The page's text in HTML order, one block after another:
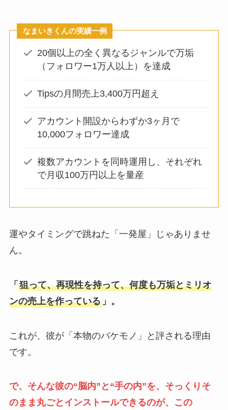
なまいきくんの実績一例
20個以上の全く異なるジャンルで万垢
（フォロワー1万人以上）を達成
Tipsの月間売上3,400万円超え
アカウント開設からわずか3ヶ月で
10,000フォロワー達成
複数アカウントを同時運用し、それぞれ
で月収100万円以上を量産
運やタイミングで跳ねた「一発屋」じゃありませ
ん。
「 狙って、再現性を持って、何度も万垢とミリオ
ンの売上を作っている」。
これが、彼が「本物のバケモノ」と評される理由
です。
で、そんな彼の“脳内”と“手の内”を、そっくりそ
のまま丸ごとインストールできるのが、この